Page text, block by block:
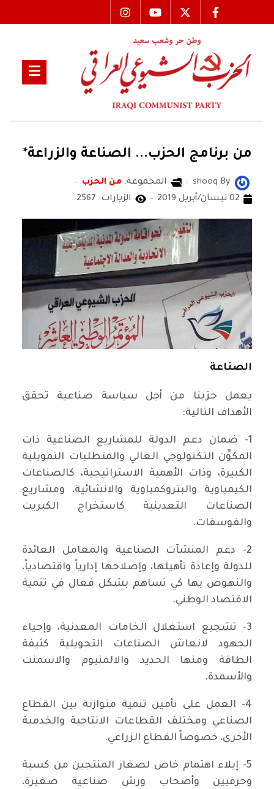
من برنامج الحزب... الصناعة والزراعة*
By
shooq المجموعة: من الحزب
02 نيسان/أبريل 2019
الزيارات: 2567
الصناعة
يعمل حزبنا من أجل سياسة صناعية تحقق
الأهداف التالية:
1- ضمان دعم الدولة للمشاريع الصناعية ذات
المكوِّن التكنولوجي العالي والمتطلبات التمويلية
الكبيرة، وذات الأهمية الاستراتيجية، كالصناعات
الكيمياوية والبتروكمياوية والانشائية، ومشاريع
الصناعات التعدينية كاستخراج الكبريت
والفوسفات.
2- دعم المنشآت الصناعية والمعامل العائدة
للدولة وإعادة تأهيلها، وإصلاحها إدارياً واقتصادياً،
والنهوض بها كي تساهم بشكل فعال في تنمية
الاقتصاد الوطني.
3- تشجيع استغلال الخامات المعدنية، وإحياء
الجهود لانعاش الصناعات التحويلية كثيفة
الطاقة ومنها الحديد والالمنيوم والاسمنت
والأسمدة.
4- العمل على تأمين تنمية متوازنة بين القطاع
الصناعي ومختلف القطاعات الانتاجية والخدمية
الأخرى، خصوصاً القطاع الزراعي.
5- إيلاء اهتمام خاص لصغار المنتجين من كسبة
وحرفيين وأصحاب ورش صناعية صغيرة،